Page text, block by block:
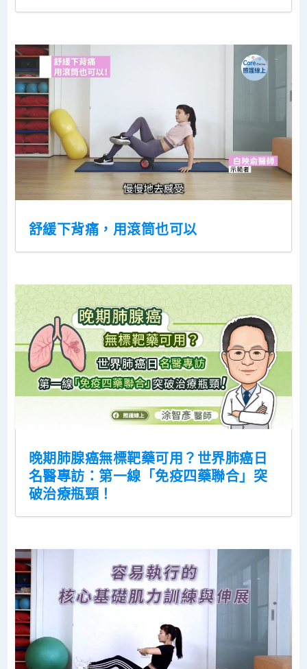
舒緩下背痛，用滾筒也可以
晚期肺腺癌無標靶藥可用？世界肺癌日
名醫專訪：第一線「免疫四藥聯合」突
破治療瓶頸！